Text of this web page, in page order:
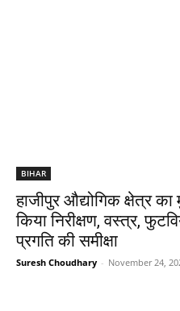
BIHAR
हाजीपुर औद्योगिक क्षेत्र
किया निरीक्षण, वस्त्र,
प्रगति की समीक्षा
Suresh Choudhary - November 24,